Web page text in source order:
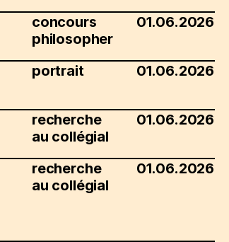
concours
philosopher
01.06.2026
portrait 01.06.2026
recherche
au collégial
01.06.2026
recherche
au collégial
01.06.2026